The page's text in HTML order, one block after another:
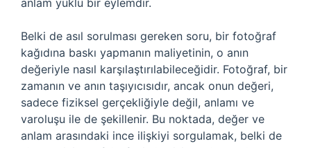
anlam yüklü bir eylemdir.
Belki de asıl sorulması gereken soru, bir fotoğraf
kağıdına baskı yapmanın maliyetinin, o anın
değeriyle nasıl karşılaştırılabileceğidir. Fotoğraf, bir
zamanın ve anın taşıyıcısıdır, ancak onun değeri,
sadece fiziksel gerçekliğiyle değil, anlamı ve
varoluşu ile de şekillenir. Bu noktada, değer ve
anlam arasındaki ince ilişkiyi sorgulamak, belki de